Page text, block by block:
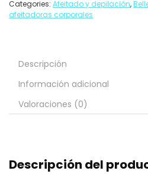
Categories: Afeitado y depilación,
afeitadoras corporales
Descripción
Información adicional
Valoraciones (0)
Descripción del